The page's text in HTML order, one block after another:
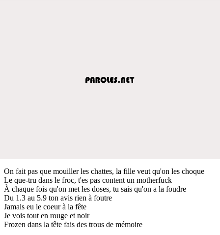
On fait pas que mouiller les chattes, la fille veut qu'on les choque
Le que-tru dans le froc, t'es pas content un motherfuck
À chaque fois qu'on met les doses, tu sais qu'on a la foudre
Du 1.3 au 5.9 ton avis rien à foutre
Jamais eu le coeur à la fête
Je vois tout en rouge et noir
Frozen dans la tête fais des trous de mémoire